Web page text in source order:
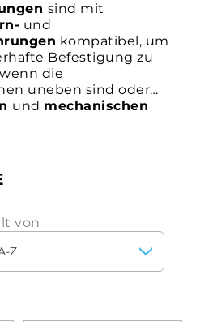
sind mit
und
kompatibel, um
Befestigung zu
die
uneben sind oder
und mechanischen
von